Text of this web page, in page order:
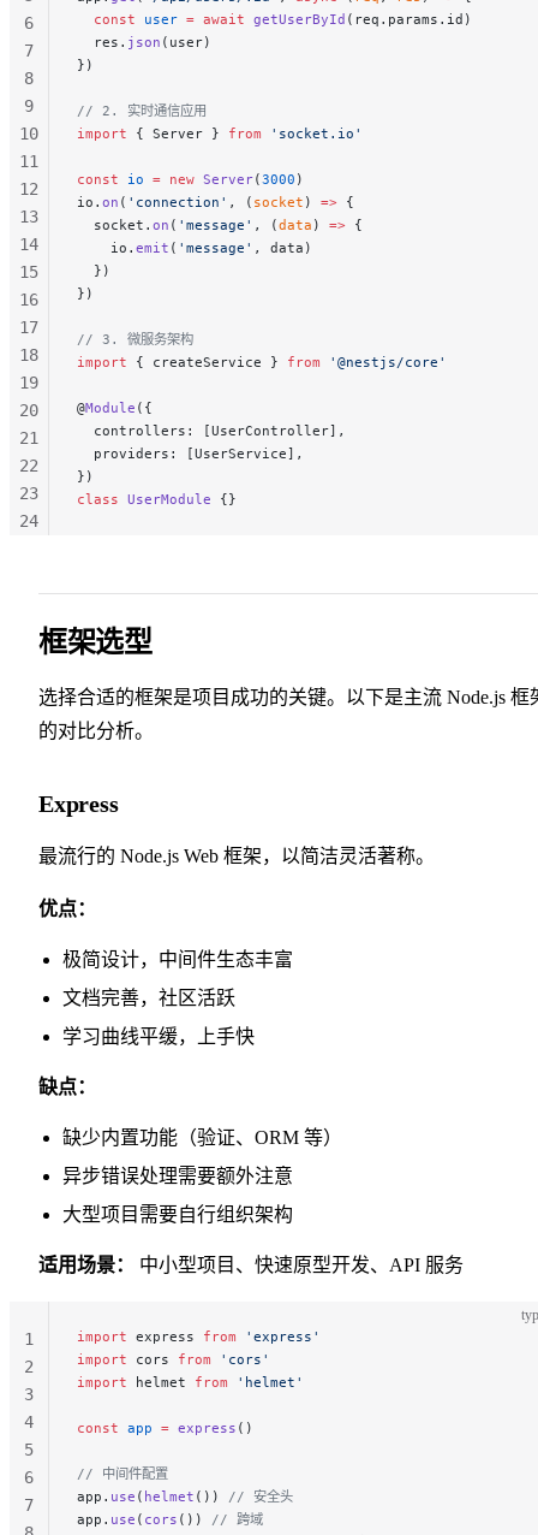
  const
user = await getUserById (req.params.id)
  res.
json (user)
})
// 2. 实时通信应用
import { Server } from 'socket.io'
const io = new Server(3000 )
io. on ( 'connection' , ( socket ) => {
  socket.
on ( 'message' , (data ) => {
    io.
emit ( 'message' , data)
  })
})
// 3. 微服务架构
import { createService } from '@nestjs/core'
@Module ({
  controllers: [UserController],
  providers: [UserService],
})
class UserModule {}
6
7
8
9
10
11
12
13
14
15
16
17
18
19
20
21
22
23
24
框架选型
选择合适的框架是项目成功的关键。以下是主流 Node.js 框
的对比分析。
Express
最流行的 Node.js Web 框架，以简洁灵活著称。
优点：
极简设计，中间件生态丰富
文档完善，社区活跃
学习曲线平缓，上手快
缺点：
缺少内置功能（验证、ORM 等）
异步错误处理需要额外注意
大型项目需要自行组织架构
适用场景： 中小型项目、快速原型开发、API 服务
import express from 'express'
import cors from 'cors'
import helmet from 'helmet'
const app = express ()
// 中间件配置
app. use ( helmet ()) // 安全头
app. use ( cors ()) // 跨域
1
2
3
4
5
6
7